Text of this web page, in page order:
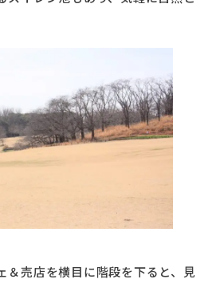
＆売店を横目に階段を下ると、見